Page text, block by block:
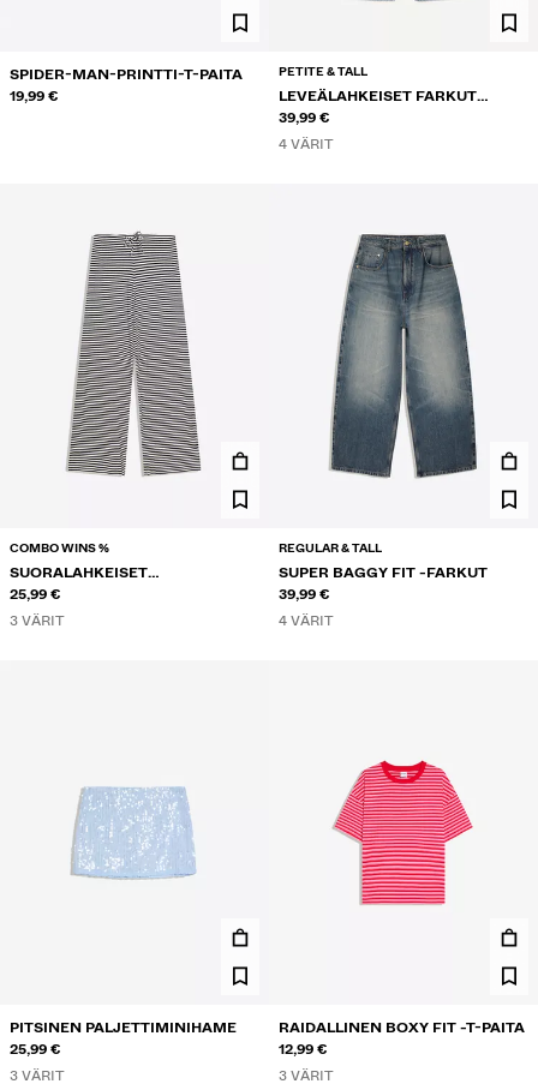
SPIDER-MAN-PRINTTI-T-PAITA
19,99 €
PETITE & TALL
LEVEÄLAHKEISET FARKUT
KIETAISUVYÖTÄRÖLLÄ
39,99 €
4 VÄRIT
COMBO WINS %
SUORALAHKEISET
RAITAHOUSUT PRINTTIKUOSILLA
25,99 €
3 VÄRIT
REGULAR & TALL
SUPER BAGGY FIT -FARKUT
39,99 €
4 VÄRIT
PITSINEN PALJETTIMINIHAME
25,99 €
3 VÄRIT
RAIDALLINEN BOXY FIT -T-PAITA
12,99 €
3 VÄRIT